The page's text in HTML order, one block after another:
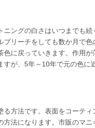
ニングの白さはいつまでも
ブリーチをしても数か月で色
色に戻っていきます。作用
すが、5年～10年で元の色に
る方法です。表面をコーティ
方法になります。市販のマ